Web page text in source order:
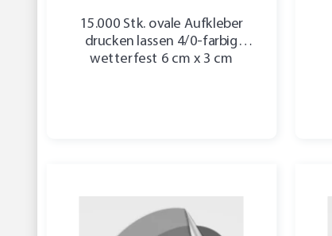
15.000 Stk. ovale Aufkleber
drucken lassen 4/0-farbig
wetterfest 6 cm x 3 cm